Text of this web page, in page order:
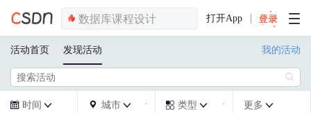
打开App
活动首页 发现活动 我的活动

 时间   城市   类型  更多 